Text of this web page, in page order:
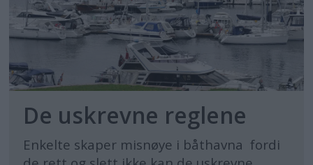
De uskrevne reglene
Enkelte skaper misnøye i båthavna fordi